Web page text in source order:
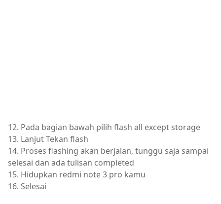
12. Pada bagian bawah pilih flash all except storage
13. Lanjut Tekan flash
14. Proses flashing akan berjalan, tunggu saja sampai
selesai dan ada tulisan completed
15. Hidupkan redmi note 3 pro kamu
16. Selesai